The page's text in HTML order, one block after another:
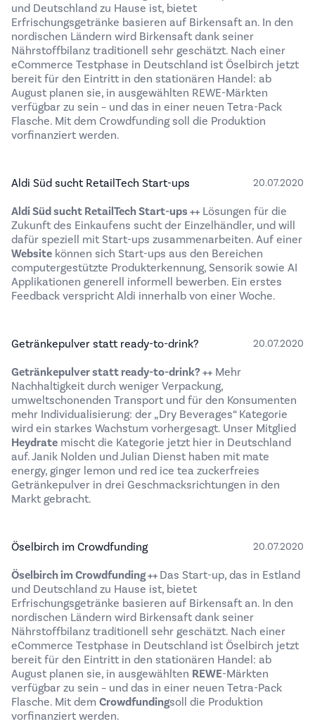
und Deutschland zu Hause ist, bietet
Erfrischungsgetränke basieren auf Birkensaft an. In den
nordischen Ländern wird Birkensaft dank seiner
Nährstoffbilanz traditionell sehr geschätzt. Nach einer
eCommerce Testphase in Deutschland ist Öselbirch jetzt
bereit für den Eintritt in den stationären Handel: ab
August planen sie, in ausgewählten REWE-Märkten
verfügbar zu sein – und das in einer neuen Tetra-Pack
Flasche. Mit dem Crowdfunding soll die Produktion
vorfinanziert werden.
Aldi Süd sucht RetailTech Start-ups 20.07.2020
Aldi Süd sucht RetailTech Start-ups ++ Lösungen für die
Zukunft des Einkaufens sucht der Einzelhändler, und will
dafür speziell mit Start-ups zusammenarbeiten. Auf einer
Website können sich Start-ups aus den Bereichen
computergestützte Produkterkennung, Sensorik sowie AI
Applikationen generell informell bewerben. Ein erstes
Feedback verspricht Aldi innerhalb von einer Woche.
Getränkepulver statt ready-to-drink? 20.07.2020
Getränkepulver statt ready-to-drink? ++ Mehr
Nachhaltigkeit durch weniger Verpackung,
umweltschonenden Transport und für den Konsumenten
mehr Individualisierung: der „Dry Beverages“ Kategorie
wird ein starkes Wachstum vorhergesagt. Unser Mitglied
Heydrate mischt die Kategorie jetzt hier in Deutschland
auf. Janik Nolden und Julian Dienst haben mit mate
energy, ginger lemon und red ice tea zuckerfreies
Getränkepulver in drei Geschmacksrichtungen in den
Markt gebracht.
Öselbirch im Crowdfunding 20.07.2020
Öselbirchim Crowdfunding ++ Das Start-up, das in Estland
und Deutschland zu Hause ist, bietet
Erfrischungsgetränke basieren auf Birkensaft an. In den
nordischen Ländern wird Birkensaft dank seiner
Nährstoffbilanz traditionell sehr geschätzt. Nach einer
eCommerce Testphase in Deutschland ist Öselbirch jetzt
bereit für den Eintritt in den stationären Handel: ab
August planen sie, in ausgewählten REWE-Märkten
verfügbar zu sein – und das in einer neuen Tetra-Pack
Flasche. Mit dem Crowdfundingsoll die Produktion
vorfinanziert werden.